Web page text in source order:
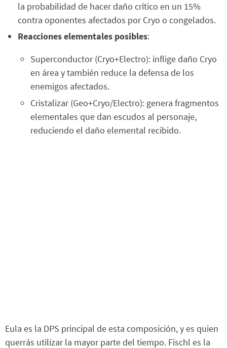
la probabilidad de hacer daño crítico en un 15%
contra oponentes afectados por Cryo o congelados.
Reacciones elementales posibles:
Superconductor (Cryo+Electro): inflige daño Cryo
en área y también reduce la defensa de los
enemigos afectados.
Cristalizar (Geo+Cryo/Electro): genera fragmentos
elementales que dan escudos al personaje,
reduciendo el daño elemental recibido.
Eula es la DPS principal de esta composición, y es quien
querrás utilizar la mayor parte del tiempo. Fischl es la